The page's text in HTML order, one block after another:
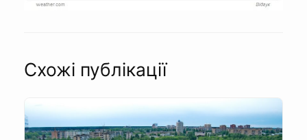
Схожі публікації